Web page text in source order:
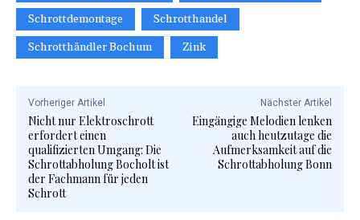
Schrottdemontage
Schrotthandel
Schrotthändler Bochum
Zink
Vorheriger Artikel
Nicht nur Elektroschrott
erfordert einen
qualifizierten Umgang: Die
Schrottabholung Bocholt ist
der Fachmann für jeden
Schrott
Nächster Artikel
Eingängige Melodien lenken
auch heutzutage die
Aufmerksamkeit auf die
Schrottabholung Bonn